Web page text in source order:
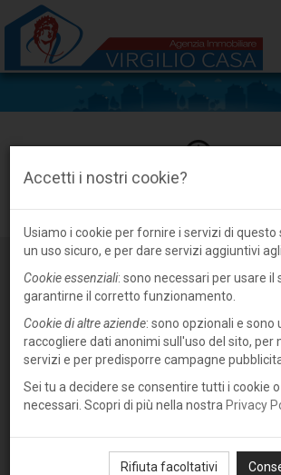
Accetti i nostri cookie?
Usiamo i cookie per fornire i servizi di questo
un uso sicuro, e per dare servizi aggiuntivi
Cookie essenziali: sono necessari per usare il
garantirne il corretto funzionamento.
Cookie di altre aziende: sono opzionali e sono
raccogliere dati anonimi sull'uso del sito, per
servizi e per predisporre campagne
Sei tu a decidere se consentire tutti i cookie
necessari. Scopri di più nella nostra Privacy
Rifiuta facoltativi
Terreno edificabile in vendita